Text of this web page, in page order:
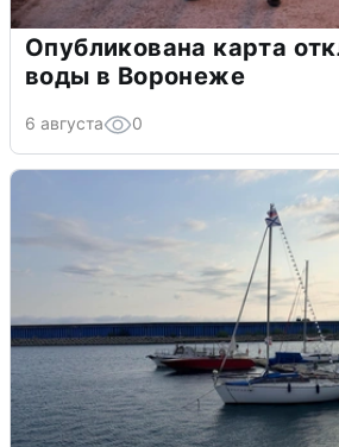
Опубликована карта
воды в Воронеже
6 августа 0